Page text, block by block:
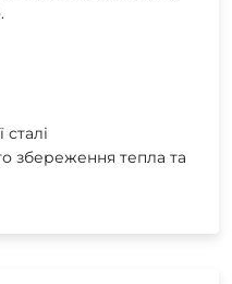
збереження тепла та